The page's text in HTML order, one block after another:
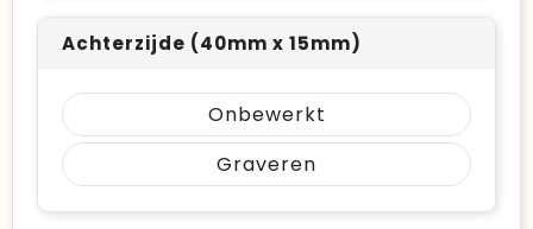
Achterzijde (40mm x 15mm)
Onbewerkt
Graveren